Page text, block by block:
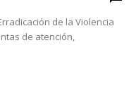
de la Violencia
de atención,